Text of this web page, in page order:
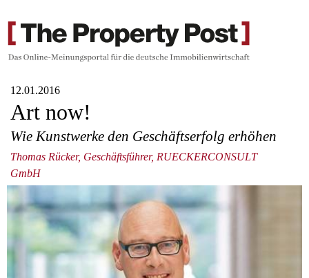
12.01.2016
Art now!
Wie Kunstwerke den Geschäftserfolg erhöhen
Thomas Rücker, Geschäftsführer, RUECKERCONSULT
GmbH